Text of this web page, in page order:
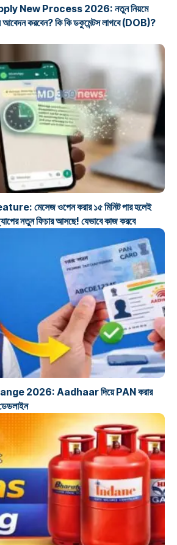
New Process 2026: নতুন নিয়মে
আবেদন করবেন? কি কি ডকুমেন্টস লাগবে (DOB)?
মেসেজ ওপেন করার ১৫ মিনিট পার হলেই
নতুন ফিচার আসছে! যেভাবে কাজ করবে
2026: Aadhaar দিয়ে PAN করার